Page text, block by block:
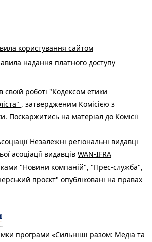
користування сайтом
надання платного доступу
своїй роботі "Кодексом етики
, затвердженим Комісією з
Поскаржитись на матеріал до Комісії
Незалежні регіональні видавці
асоціації видавців WAN-IFRA
"Новини компаній", "Прес-служба",
проєкт" опубліковані на правах
програми «Сильніші разом: Медіа та